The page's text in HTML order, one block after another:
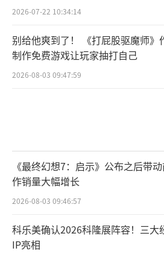
2026-07-22 10:34:14
别给他爽到了！ 《打屁股驱魔师》
制作免费游戏让玩家抽打自己
2026-08-03 09:47:59
《最终幻想7：启示》公布之后带
作销量大幅增长
2026-08-03 09:46:57
科乐美确认2026科隆展阵容！三大
IP亮相